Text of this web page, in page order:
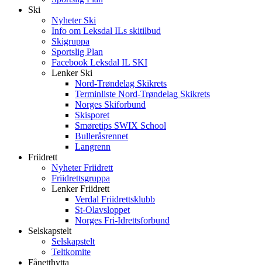
Ski
Nyheter Ski
Info om Leksdal ILs skitilbud
Skigruppa
Sportslig Plan
Facebook Leksdal IL SKI
Lenker Ski
Nord-Trøndelag Skikrets
Terminliste Nord-Trøndelag Skikrets
Norges Skiforbund
Skisporet
Smøretips SWIX School
Bulleråsrennet
Langrenn
Friidrett
Nyheter Friidrett
Friidrettsgruppa
Lenker Friidrett
Verdal Friidrettsklubb
St-Olavsloppet
Norges Fri-Idrettsforbund
Selskapstelt
Selskapstelt
Teltkomite
Fånetthytta